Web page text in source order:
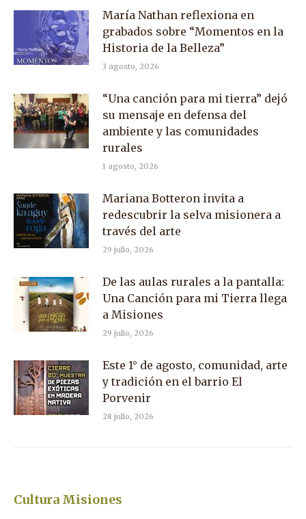
María Nathan reflexiona en
grabados sobre “Momentos en la
Historia de la Belleza”
3 agosto, 2026
“Una canción para mi tierra” dejó
su mensaje en defensa del
ambiente y las comunidades
rurales
1 agosto, 2026
Mariana Botteron invita a
redescubrir la selva misionera a
través del arte
29 julio, 2026
De las aulas rurales a la pantalla:
Una Canción para mi Tierra llega
a Misiones
29 julio, 2026
Este 1° de agosto, comunidad, arte
y tradición en el barrio El
Porvenir
28 julio, 2026
Cultura Misiones